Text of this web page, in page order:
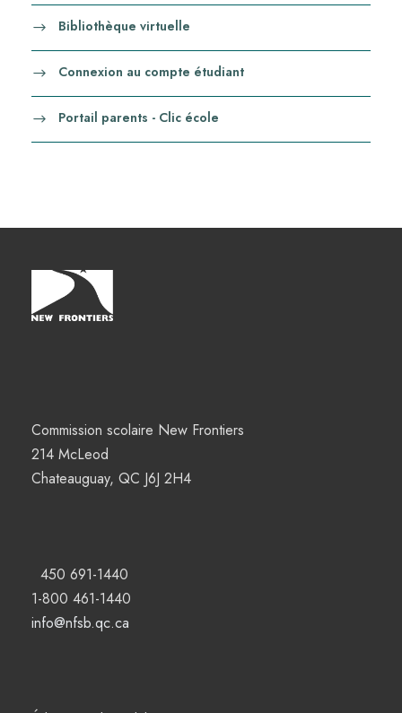
Bibliothèque virtuelle
Connexion au compte étudiant
Portail parents - Clic école
Commission scolaire New Frontiers
214 McLeod
Chateauguay, QC J6J 2H4
450 691-1440
1-800 461-1440
info@nfsb.qc.ca